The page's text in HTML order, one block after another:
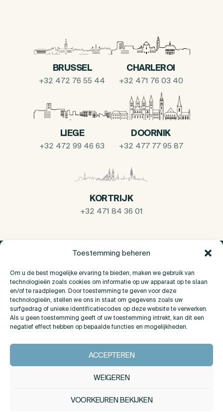
Toestemming beheren
Om u de best mogelijke ervaring te bieden, maken we gebruik van
technologieën zoals cookies om informatie op uw apparaat op te slaan
en/of te raadplegen. Door toestemming te geven voor deze
technologieën, stellen we ons in staat om gegevens zoals uw
surfgedrag of unieke identificatiecodes op deze website te verwerken.
Als u geen toestemming geeft of uw toestemming intrekt, kan dit een
negatief effect hebben op bepaalde functies en mogelijkheden.
ACCEPTEREN
WEIGEREN
VOORKEUREN BEKIJKEN
BRUSSEL
+32 472 76 55 44
CHARLEROI
+32 471 76 03 40
LIEGE
+32 472 99 46 63
DOORNIK
+32 477 77 95 87
KORTRIJK
+32 471 84 36 01
Over Ons
Contact